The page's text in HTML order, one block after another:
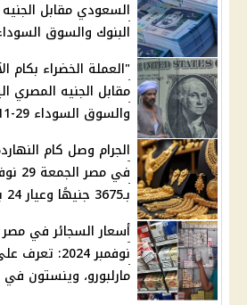
السعودي مقابل
البنوك والسوق السوداء 29-11-
"العملة الخضراء بكام
مقابل الجنيه المصري
والسوق السوداء 29-11-2024
الجرام وصل كام
بـ3675 جنيهًا وعيار 24 بـ4200 جنيه
نوفمبر 2024:
مارلبورو، وينستون في